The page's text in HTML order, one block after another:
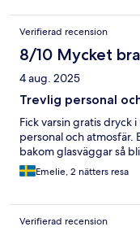
Verifierad recension
8/10 Mycket bra
4 aug. 2025
Trevlig personal
Fick varsin gratis dryck
personal och atmosfär.
bakom glasväggar så
Emelie, 2 nätters resa
Verifierad recension